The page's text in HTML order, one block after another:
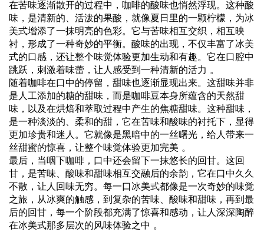
在苦味逐渐散开的过程中，咖啡的酸味也悄然浮现。这种酸
味，是清新的、活泼的果酸，就像夏日里的一颗柠檬，为冰
美式增添了一抹明亮的色彩。它与苦味相互交织，相互映
衬，形成了一种奇妙的平衡。酸味的出现，不仅丰富了冰美
式的口感，还让整个味觉体验更加生动和有趣。它在口腔中
跳跃，刺激着味蕾，让人感受到一种清新的活力 。
随着咖啡在口中的停留，甜味也逐渐显现出来。这甜味并非
是人工添加的糖的甜味，而是咖啡豆本身所蕴含的天然甜
味，以及在烘焙和萃取过程中产生的焦糖甜味。这种甜味，
是一种淡淡的、柔和的甜，它在苦味和酸味的衬托下，显得
更加珍贵和迷人。它就像是黑暗中的一丝曙光，给人带来一
丝甜蜜的惊喜，让整个味觉体验更加完美 。
最后，当咽下咖啡，口中还会留下一抹悠长的回甘。这回
甘，是苦味、酸味和甜味相互交融后的余韵，它在口中久久
不散，让人回味无穷。每一口冰美式都像是一次奇妙的味觉
之旅，从冰爽的触感，到复杂的苦味、酸味和甜味，再到最
后的回甘，每一个阶段都充满了惊喜和感动，让人深深陶醉
在冰美式那多层次的风味体验之中 。